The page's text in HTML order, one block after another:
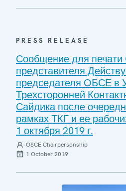
PRESS RELEASE
Сообщение для печати
представителя
председателя ОБСЕ в
Трехсторонней
Сайдика после
рамках ТКГ и ее
1 октября 2019 г.
OSCE Chairpersonship
1 October 2019